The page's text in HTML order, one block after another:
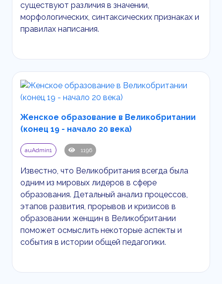
существуют различия в значении,
морфологических, синтаксических признаках и
правилах написания.
Женское образование в Великобритании
(конец 19 - начало 20 века)
auAdmin1 1196
Известно, что Великобритания всегда была
одним из мировых лидеров в сфере
образования. Детальный анализ процессов,
этапов развития, прорывов и кризисов в
образовании женщин в Великобритании
поможет осмыслить некоторые аспекты и
события в истории общей педагогики.